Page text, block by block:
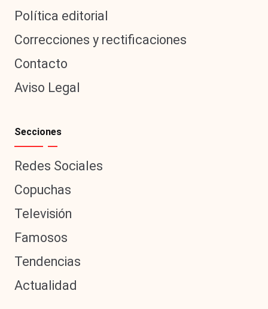
Política editorial
Correcciones y rectificaciones
Contacto
Aviso Legal
Secciones
Redes Sociales
Copuchas
Televisión
Famosos
Tendencias
Actualidad